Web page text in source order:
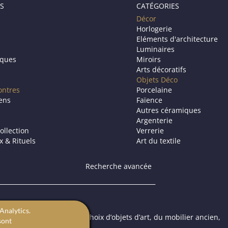
& Rituels
CATÉGORIES
Décor
Horlogerie
Eléments d'architecture
Luminaires
Miroirs
Arts décoratifs
Objets Déco
Porcelaine
Faïence
Autres céramiques
Argenterie
Verrerie
Art du textile
Recherche avancée
à la vente un choix d’objets d’art, du mobilier ancien,